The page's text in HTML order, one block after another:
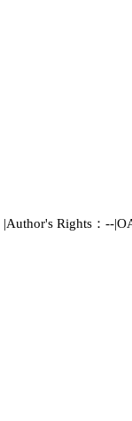
|Author's Rights：--|